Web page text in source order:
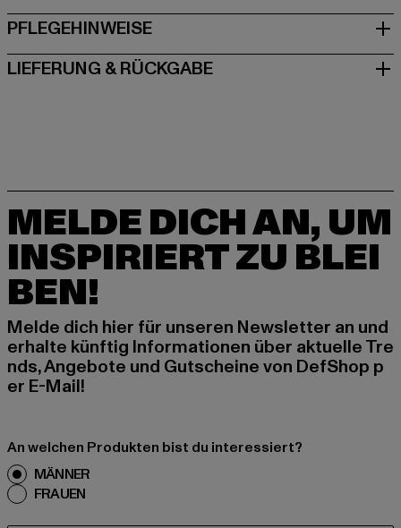
PFLEGEHINWEISE
LIEFERUNG & RÜCKGABE
MELDE DICH AN, UM
INSPIRIERT ZU BLEI
BEN!
Melde dich hier für unseren Newsletter an und
erhalte künftig Informationen über aktuelle Tre
nds, Angebote und Gutscheine von DefShop p
er E-Mail!
An welchen Produkten bist du interessiert?
MÄNNER
FRAUEN